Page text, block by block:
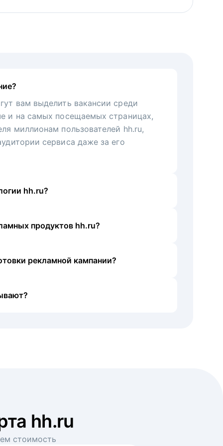
вам выделить вакансии среди
и на самых посещаемых страницах,
миллионам пользователей hh.ru,
сервиса даже за его
hh.ru?
продуктов hh.ru?
рекламной кампании?
hh.ru
стоимость